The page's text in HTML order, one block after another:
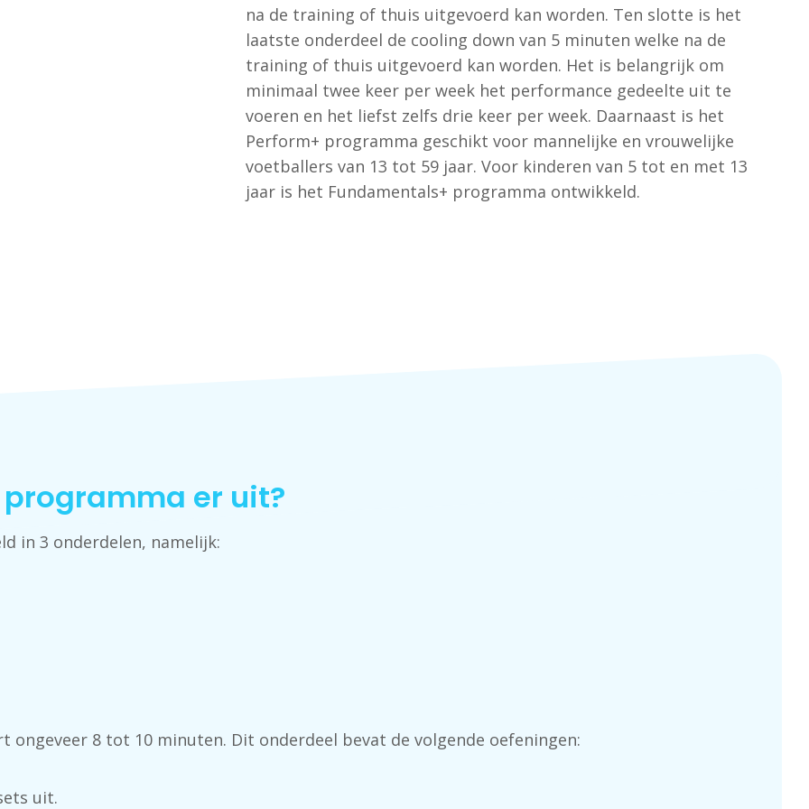
na de training of thuis uitgevoerd kan worden. Ten slotte is het
laatste onderdeel de cooling down van 5 minuten welke na de
training of thuis uitgevoerd kan worden. Het is belangrijk om
minimaal twee keer per week het performance gedeelte uit te
voeren en het liefst zelfs drie keer per week. Daarnaast is het
Perform+ programma geschikt voor mannelijke en vrouwelijke
voetballers van 13 tot 59 jaar. Voor kinderen van 5 tot en met 13
jaar is het Fundamentals+ programma ontwikkeld.
er uit?
in 3 onderdelen, namelijk:
8 tot 10 minuten. Dit onderdeel bevat de volgende oefeningen:
uit.